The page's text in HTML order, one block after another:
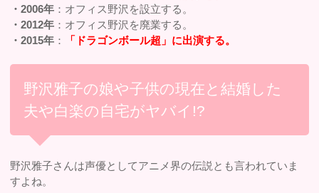
・2006年 ：オフィス野沢を設立する。
・2012年 ：オフィス野沢を廃業する。
・2015年 ： 「ドラゴンボール超」に出演する。
野沢雅子の娘や子供の現在と結婚した
夫や白楽の自宅がヤバイ!?
野沢雅子さんは声優としてアニメ界の伝説とも言われていま
すよね。